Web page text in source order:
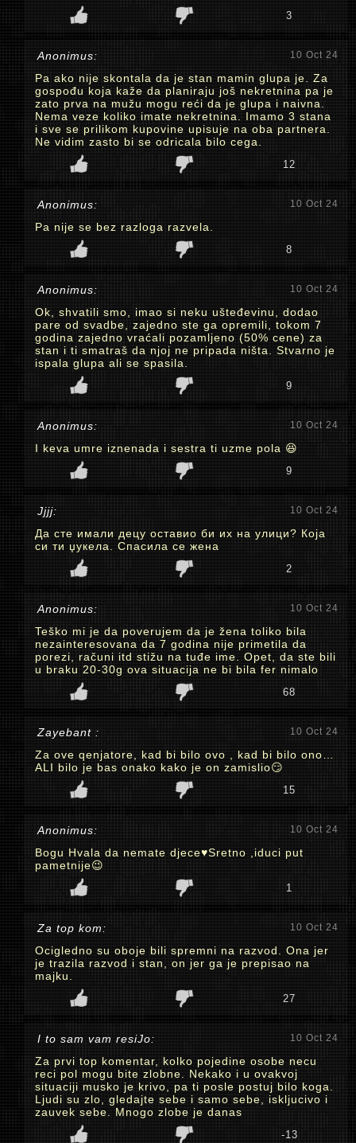
3
Anonimus: 10 Oct 24
Pa ako nije skontala da je stan mamin glupa je. Za
gospođu koja kaže da planiraju još nekretnina pa je
zato prva na mužu mogu reći da je glupa i naivna.
Nema veze koliko imate nekretnina. Imamo 3 stana
i sve se prilikom kupovine upisuje na oba partnera.
Ne vidim zasto bi se odricala bilo cega.
12
Anonimus: 10 Oct 24
Pa nije se bez razloga razvela.
8
Anonimus: 10 Oct 24
Ok, shvatili smo, imao si neku ušteđevinu, dodao
pare od svadbe, zajedno ste ga opremili, tokom 7
godina zajedno vraćali pozamljeno (50% cene) za
stan i ti smatraš da njoj ne pripada ništa. Stvarno je
ispala glupa ali se spasila.
9
Anonimus: 10 Oct 24
I keva umre iznenada i sestra ti uzme pola 😆
9
Јјјј: 10 Oct 24
Да сте имали децу оставио би их на улици? Која
си ти џукела. Спасила се жена
2
Anonimus: 10 Oct 24
Teško mi je da poverujem da je žena toliko bila
nezainteresovana da 7 godina nije primetila da
porezi, računi itd stižu na tuđe ime. Opet, da ste bili
u braku 20-30g ova situacija ne bi bila fer nimalo
68
Zayebant : 10 Oct 24
Za ove qenjatore, kad bi bilo ovo , kad bi bilo ono…
ALI bilo je bas onako kako je on zamislio😏
15
Anonimus: 10 Oct 24
Bogu Hvala da nemate djece♥️Sretno ,iduci put
pametnije😉
1
Za top kom: 10 Oct 24
Ocigledno su oboje bili spremni na razvod. Ona jer
je trazila razvod i stan, on jer ga je prepisao na
majku.
27
I to sam vam resiJo: 10 Oct 24
Za prvi top komentar, kolko pojedine osobe necu
reci pol mogu bite zlobne. Nekako i u ovakvoj
situaciji musko je krivo, pa ti posle postuj bilo koga.
Ljudi su zlo, gledajte sebe i samo sebe, iskljucivo i
zauvek sebe. Mnogo zlobe je danas
-13